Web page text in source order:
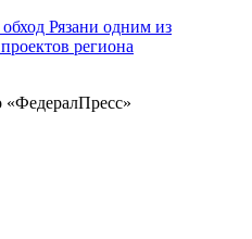
Рязани одним из
региона